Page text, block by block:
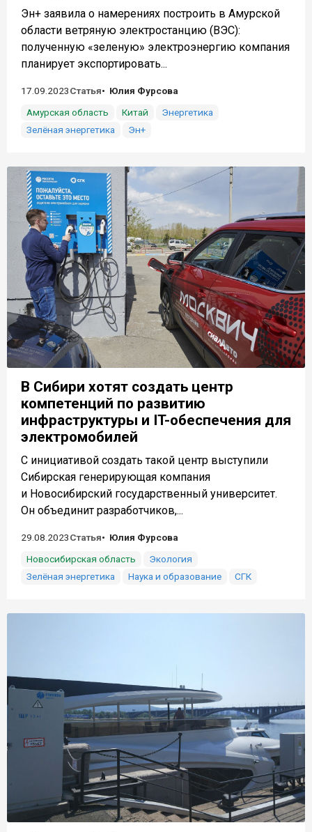
Эн+ заявила о намерениях построить в Амурской
области ветряную электростанцию (ВЭС):
полученную «зеленую» электроэнергию компания
планирует экспортировать...
17.09.2023Статья
Юлия Фурсова
Амурская область
Китай
Энергетика
Зелёная энергетика
Эн+
В Сибири хотят создать центр
компетенций по развитию
инфраструктуры и IT-обеспечения для
электромобилей
С инициативой создать такой центр выступили
Сибирская генерирующая компания
и Новосибирский государственный университет.
Он объединит разработчиков,...
29.08.2023Статья
Юлия Фурсова
Новосибирская область
Экология
Зелёная энергетика
Наука и образование СГК